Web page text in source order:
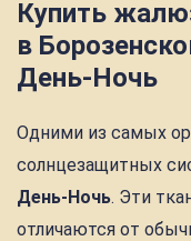
Купить
в
День-Ночь
Одними из самых
солнцезащитных
День-Ночь. Эти
отличаются от